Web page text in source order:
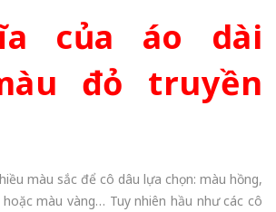
của áo dài
đỏ truyền
màu sắc để cô dâu lựa chọn: màu hồng,
màu vàng… Tuy nhiên hầu như các cô